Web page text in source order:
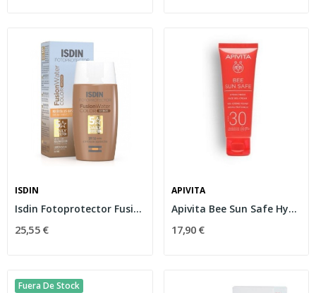
ISDIN
Isdin Fotoprotector Fusion Water Color Bronze...
25,55 €
APIVITA
Apivita Bee Sun Safe Hydra Fresh Gel Crema...
17,90 €
Fuera De Stock